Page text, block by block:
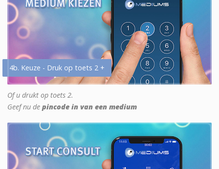
4b. Keuze - Druk op toets 2 +
Of u drukt op toets 2.
Geef nu de pincode in van een medium